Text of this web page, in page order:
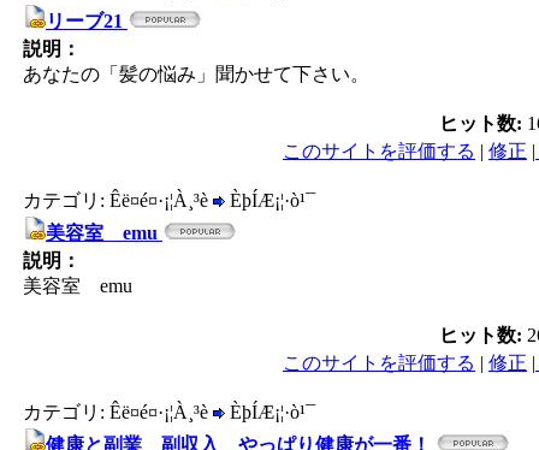
リーブ21
説明：
あなたの「髪の悩み」聞かせて下さい。
ヒット数:
このサイトを評価する | 修正 |
カテゴリ: Êë¤é¤·¡¦À¸³è
ÈþÍÆ¡¦·ò¹¯
美容室 emu
説明：
美容室 emu
ヒット数:
このサイトを評価する | 修正 |
カテゴリ: Êë¤é¤·¡¦À¸³è
ÈþÍÆ¡¦·ò¹¯
健康と副業 副収入 やっぱり健康が一番！